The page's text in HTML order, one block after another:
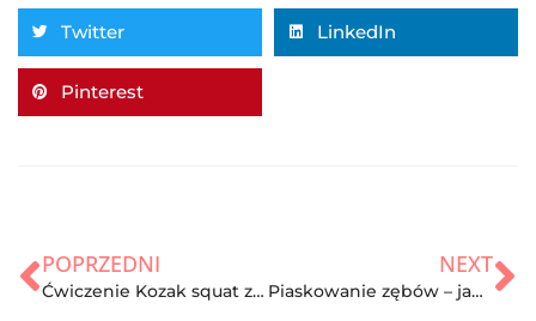
Twitter LinkedIn
Pinterest
POPRZEDNI
Ćwiczenie Kozak squat z ciężarem i bez ciężaru – zasady, efekty i opinie
NEXT
Piaskowanie zębów – jak wygląda zabieg i efekty